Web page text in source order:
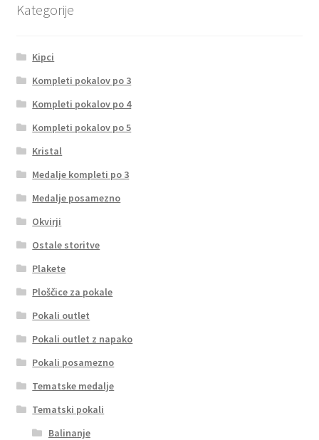
Kategorije
Kipci
Kompleti pokalov po 3
Kompleti pokalov po 4
Kompleti pokalov po 5
Kristal
Medalje kompleti po 3
Medalje posamezno
Okvirji
Ostale storitve
Plakete
Ploščice za pokale
Pokali outlet
Pokali outlet z napako
Pokali posamezno
Tematske medalje
Tematski pokali
Balinanje